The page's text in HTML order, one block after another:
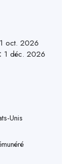
1 oct. 2026
1 déc. 2026
Unis